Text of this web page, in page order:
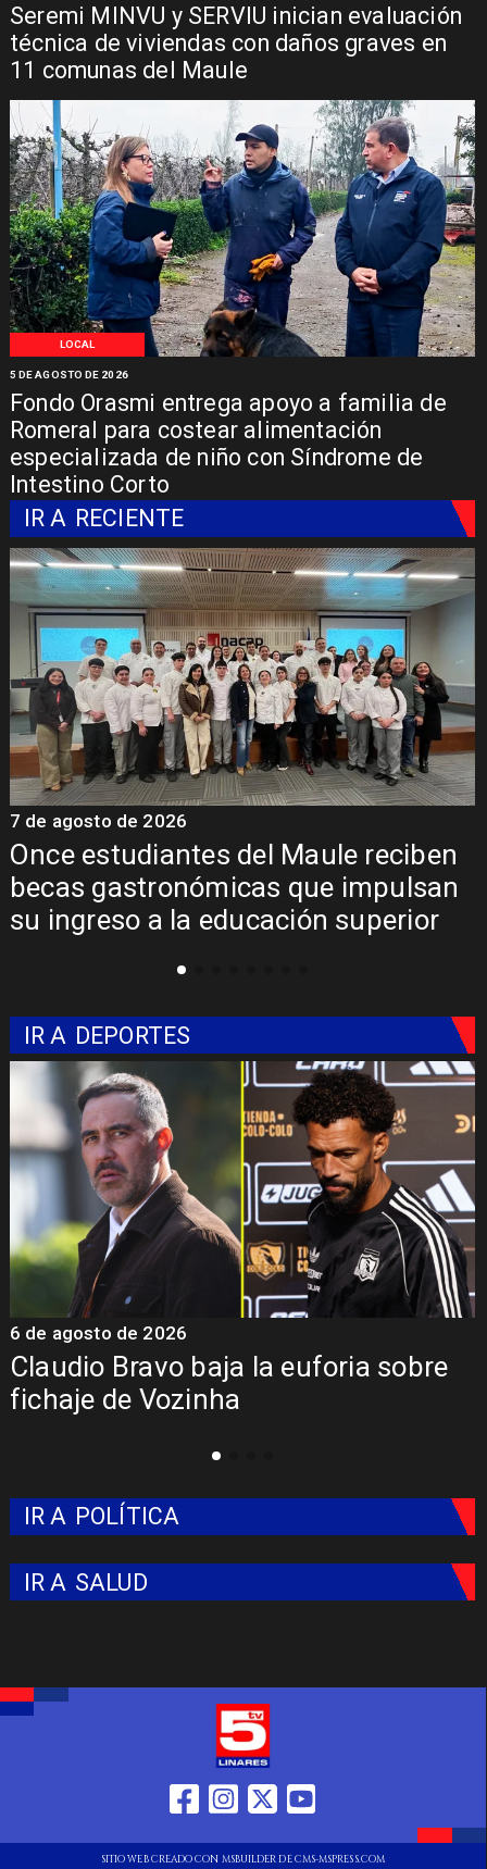
Seremi MINVU y SERVIU inician evaluación
técnica de viviendas con daños graves en
11 comunas del Maule
LOCAL
Fondo Orasmi entrega apoyo a familia de
Romeral para costear alimentación
especializada de niño con Síndrome de
Intestino Corto
5 DE AGOSTO DE 2026
IR A RECIENTE
Once estudiantes del Maule reciben
becas gastronómicas que impulsan
su ingreso a la educación superior
7 de agosto de 2026
IR A DEPORTES
Claudio Bravo baja la euforia sobre
fichaje de Vozinha
6 de agosto de 2026
IR A POLÍTICA
IR A SALUD
SITIO WEB CREADO CON MSBUILDER DE CMS-MSPRESS.COM